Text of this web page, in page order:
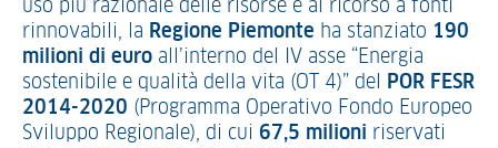
uso più razionale delle risorse e al ricorso a fonti
rinnovabili, la Regione Piemonte ha stanziato 190
milioni di euro all’interno del IV asse “Energia
sostenibile e qualità della vita (OT 4)” del
POR FESR
2014-2020 (Programma Operativo Fondo Europeo
Sviluppo Regionale), di cui 67,5 milioni riservati